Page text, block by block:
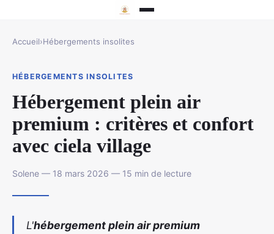
Accueil›Hébergements insolites
HÉBERGEMENTS INSOLITES
Hébergement plein air
premium : critères et confort
avec ciela village
Solene — 18 mars 2026 — 15 min de lecture
L'hébergement plein air premium